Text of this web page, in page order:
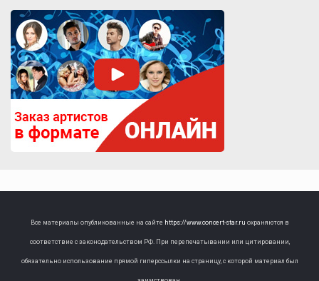
Все материалы опубликованные на сайте https://www.concert-star.ru охраняются в
соответствие с законодательством РФ. При перепечатывании или цитировании,
обязательно использование прямой гиперссылки на страницу, с которой материал был